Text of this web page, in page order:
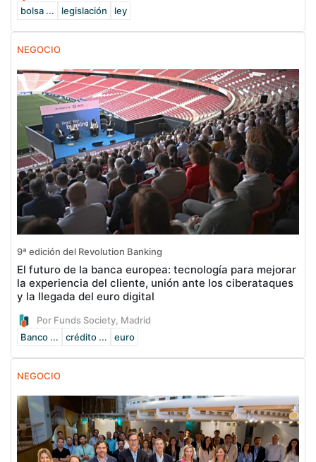
bolsa ...
legislación ley
NEGOCIO
9ª edición del Revolution Banking
El futuro de la banca europea: tecnología para mejorar
la experiencia del cliente, unión ante los ciberataques
y la llegada del euro digital
Por Funds Society, Madrid
Banco ...
crédito ... euro
NEGOCIO